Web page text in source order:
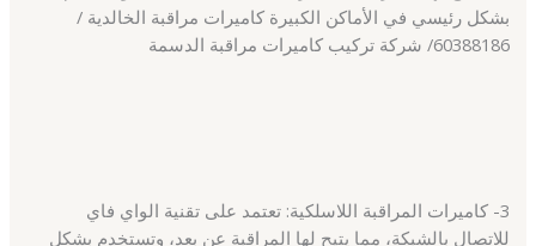
بشكل رئيسي في الأماكن الكبيرة كاميرات مراقبة الخالدية /
60388186/ شركة تركيب كاميرات مراقبة الدسمة
3- كاميرات المراقبة اللاسلكية: تعتمد على تقنية الواي فاي
للاتصال بالشبكة، مما يتيح لها المراقبة عن بعد، وتستخدم بشكل